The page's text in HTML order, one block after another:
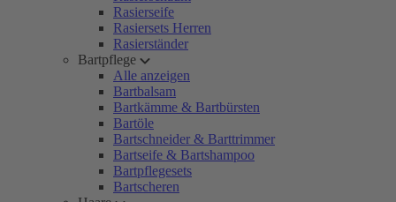
Rasierseife
Rasiersets Herren
Rasierständer
Bartpflege
Alle anzeigen
Bartbalsam
Bartkämme & Bartbürsten
Bartöle
Bartschneider & Barttrimmer
Bartseife & Bartshampoo
Bartpflegesets
Bartscheren